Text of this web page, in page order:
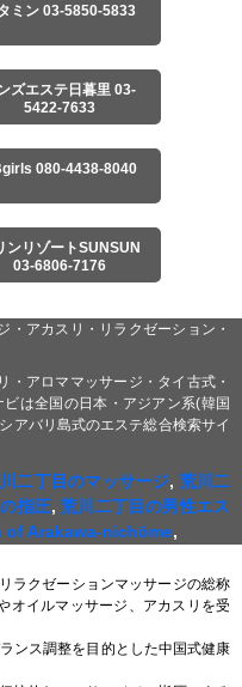
ミン 03-5850-5833
ズエステ日暮里 03-
5422-7633
080-4438-8040
ンリゾートSUNSUN
03-6806-7176
・アカスリ・リラクゼーション・
・アロママッサージ・タイ古式・
は全国の日本・アジアン系(韓国
アバリ島式のエステ総合検索サイ
二丁目のマッサージ, 荒川二
指圧,荒川二丁目の男性エス
Arakawa-nichōme,
ラクゼーションマッサージの総称
オイルマッサージ、アカスリを受
ンス調整を目的とした中国式健康